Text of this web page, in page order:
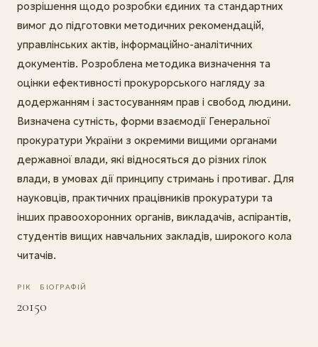
розрішення щодо розробки єдиних та стандартних
вимог до підготовки методичних рекомендацій,
управлінських актів, інформаційно-аналітичних
документів. Розроблена методика визначення та
оцінки ефективності прокурорського нагляду за
додержанням і застосуванням прав і свобод людини.
Визначена сутність, форми взаємодії Генеральної
прокуратури України з окремими вищими органами
державної влади, які відносяться до різних гілок
влади, в умовах дії принципу стримань і противаг. Для
науковців, практичних працівників прокуратури та
інших правоохоронних органів, викладачів, аспірантів,
студентів вищих навчальних закладів, широкого кола
читачів.
РІК
2015
БІОГРАФІЙ
0